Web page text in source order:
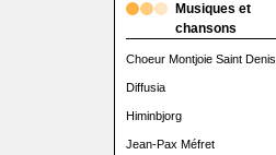
Musiques et
chansons
Choeur Montjoie Saint Denis
Diffusia
Himinbjorg
Jean-Pax Méfret